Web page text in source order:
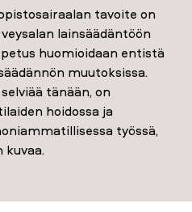
tavoite on
lainsäädäntöön
huomioidaan entistä
muutoksissa.
tänään, on
hoidossa ja
työssä,
kuvaa.